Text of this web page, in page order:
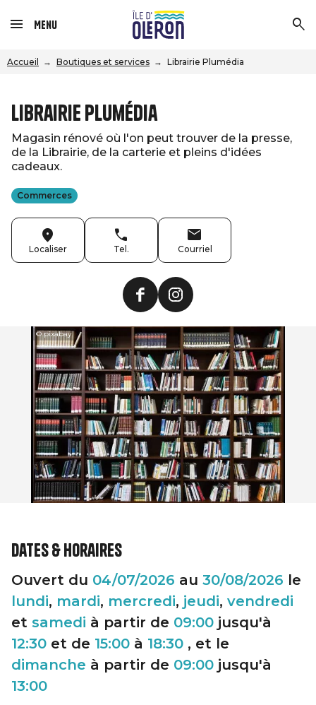
Menu
Accueil Boutiques et services Librairie Plumédia
Librairie Plumédia
Magasin rénové où l'on peut trouver de la presse,
de la Librairie, de la carterie et pleins d'idées
cadeaux.
Commerces
Localiser Tel. Courriel
© pixabay
Dates & horaires
Ouvert du 04/07/2026 au 30/08/2026 le
lundi, mardi, mercredi, jeudi, vendredi
et samedi à partir de 09:00 jusqu'à
12:30 et de 15:00 à 18:30 , et le
dimanche à partir de 09:00 jusqu'à
13:00